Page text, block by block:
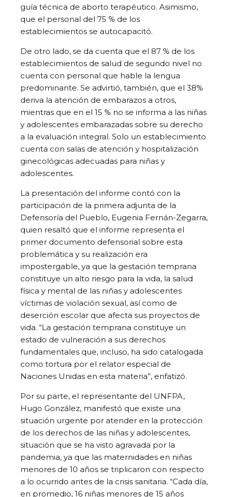
guía técnica de aborto terapéutico. Asimismo,
que el personal del 75 % de los
establecimientos se autocapacitó.
De otro lado, se da cuenta que el 87 % de los
establecimientos de salud de segundo nivel no
cuenta con personal que hable la lengua
predominante. Se advirtió, también, que el 38%
deriva la atención de embarazos a otros,
mientras que en el 15 % no se informa a las niñas
y adolescentes embarazadas sobre su derecho
a la evaluación integral. Solo un establecimiento
cuenta con salas de atención y hospitalización
ginecológicas adecuadas para niñas y
adolescentes.
La presentación del informe contó con la
participación de la primera adjunta de la
Defensoría del Pueblo, Eugenia Fernán-Zegarra,
quien resaltó que el informe representa el
primer documento defensorial sobre esta
problemática y su realización era
impostergable, ya que la gestación temprana
constituye un alto riesgo para la vida, la salud
física y mental de las niñas y adolescentes
víctimas de violación sexual, así como de
deserción escolar que afecta sus proyectos de
vida. “La gestación temprana constituye un
estado de vulneración a sus derechos
fundamentales que, incluso, ha sido catalogada
como tortura por el relator especial de
Naciones Unidas en esta materia”, enfatizó.
Por su parte, el representante del UNFPA,
Hugo González, manifestó que existe una
situación urgente por atender en la protección
de los derechos de las niñas y adolescentes,
situación que se ha visto agravada por la
pandemia, ya que las maternidades en niñas
menores de 10 años se triplicaron con respecto
a lo ocurrido antes de la crisis sanitaria. “Cada día,
en promedio, 16 niñas menores de 15 años